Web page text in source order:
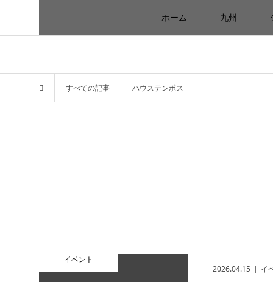
ホーム 九州
すべての記事 ハウステンボス
イベント
2026.04.15
イ